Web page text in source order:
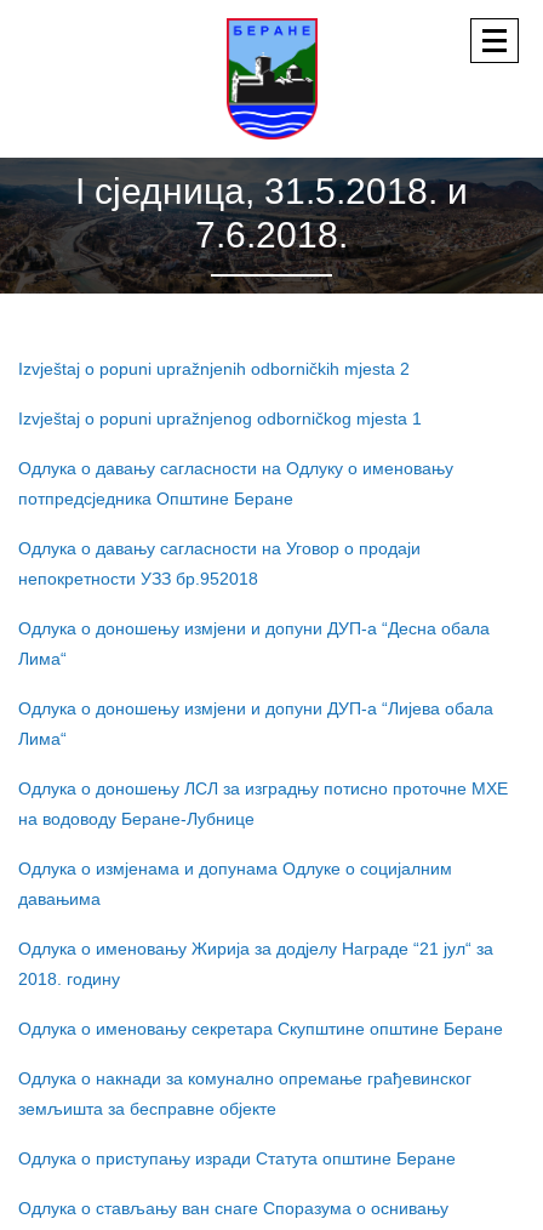
I сједница, 31.5.2018. и
7.6.2018.
Izvještaj o popuni upražnjenih odborničkih mjesta 2
Izvještaj o popuni upražnjenog odborničkog mjesta 1
Одлука о давању сагласности на Одлуку о именовању
потпредсједника Општине Беране
Одлука о давању сагласности на Уговор о продаји
непокретности УЗЗ бр.952018
Одлука о доношењу измјени и допуни ДУП-а “Десна обала
Лима“
Одлука о доношењу измјени и допуни ДУП-а “Лијева обала
Лима“
Одлука о доношењу ЛСЛ за изградњу потисно проточне МХЕ
на водоводу Беране-Лубнице
Одлука о измјенама и допунама Одлуке о социјалним
давањима
Одлука о именовању Жирија за додјелу Награде “21 јул“ за
2018. годину
Одлука о именовању секретара Скупштине општине Беране
Одлука о накнади за комунално опремање грађевинског
земљишта за бесправне објекте
Одлука о приступању изради Статута општине Беране
Одлука о стављању ван снаге Споразума о оснивању